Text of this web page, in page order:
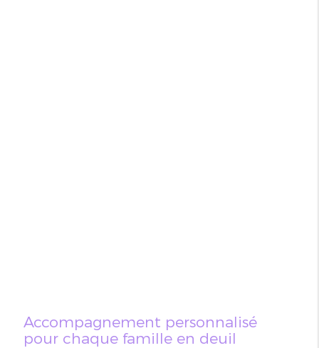
Accompagnement personnalisé
pour chaque famille en deuil